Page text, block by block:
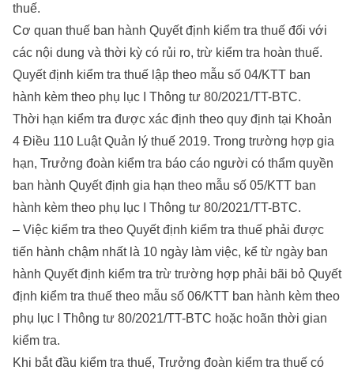
thuế.
Cơ quan thuế ban hành Quyết định kiểm tra thuế đối với
các nội dung và thời kỳ có rủi ro, trừ kiểm tra hoàn thuế.
Quyết định kiểm tra thuế lập theo mẫu số 04/KTT ban
hành kèm theo phụ lục I Thông tư 80/2021/TT-BTC.
Thời hạn kiểm tra được xác định theo quy định tại Khoản
4 Điều 110 Luật Quản lý thuế 2019. Trong trường hợp gia
hạn, Trưởng đoàn kiểm tra báo cáo người có thẩm quyền
ban hành Quyết định gia hạn theo mẫu số 05/KTT ban
hành kèm theo phụ lục I Thông tư 80/2021/TT-BTC.
– Việc kiểm tra theo Quyết định kiểm tra thuế phải được
tiến hành chậm nhất là 10 ngày làm việc, kể từ ngày ban
hành Quyết định kiểm tra trừ trường hợp phải bãi bỏ Quyết
định kiểm tra thuế theo mẫu số 06/KTT ban hành kèm theo
phụ lục I Thông tư 80/2021/TT-BTC hoặc hoãn thời gian
kiểm tra.
Khi bắt đầu kiểm tra thuế, Trưởng đoàn kiểm tra thuế có